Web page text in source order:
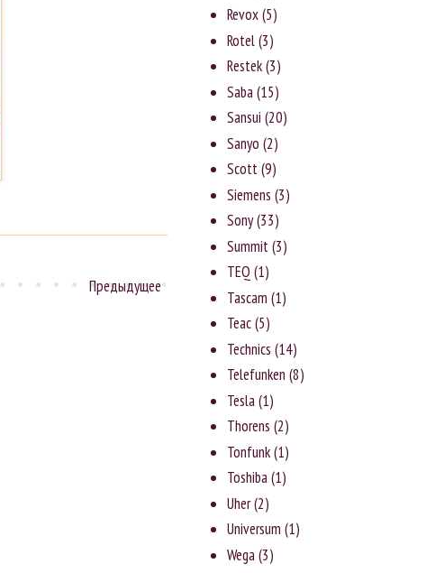
Предыдущее
Revox(5)
Rotel(3)
Rеstеk(3)
Saba(15)
Sansui (20)
Sanyо (2)
Scott(9)
Siemens (3)
Sony(33)
Summit(3)
TEQ (1)
Tascam (1)
Teac(5)
Technics (14)
Telefunken (8)
Tesla(1)
Thorens (2)
Tonfunk(1)
Toshiba(1)
Uher(2)
Universum (1)
Wega(3)